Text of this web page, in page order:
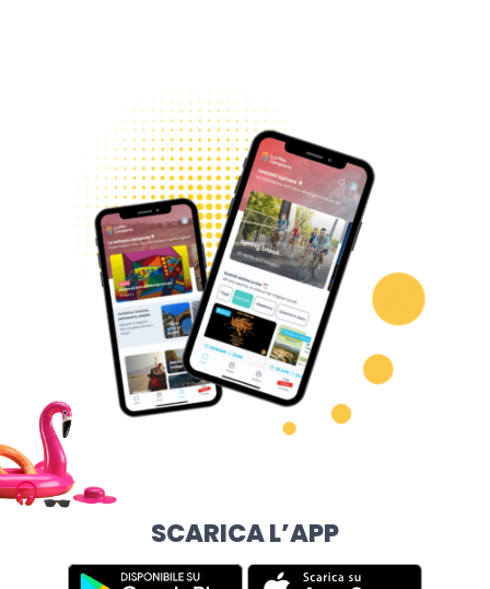
SCARICA L’APP